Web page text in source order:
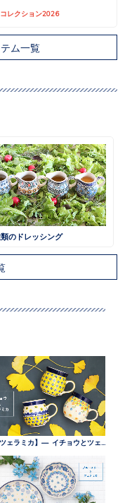
レクション2026
ム一覧
類のドレッシング